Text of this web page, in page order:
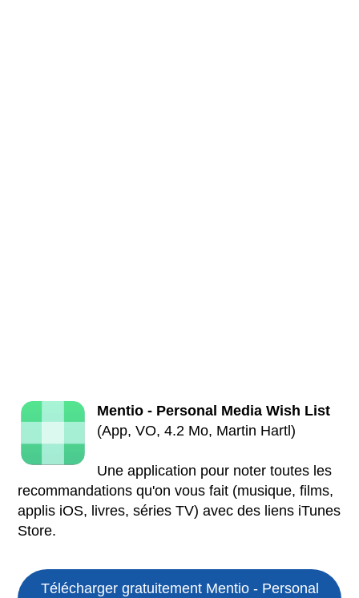
Mentio - Personal Media Wish List
(App, VO, 4.2 Mo, Martin Hartl)
Une application pour noter toutes les
recommandations qu'on vous fait (musique, films,
applis iOS, livres, séries TV) avec des liens iTunes
Store.
Télécharger gratuitement Mentio - Personal